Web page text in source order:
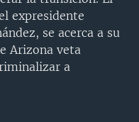
expresidente
se acerca a su
Arizona veta
a